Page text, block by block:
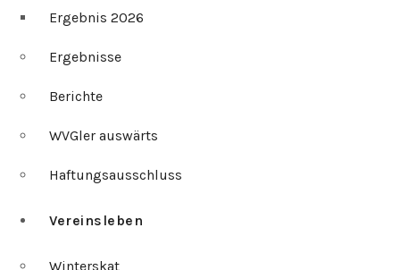
Ergebnis 2026
Ergebnisse
Berichte
WVGler auswärts
Haftungsausschluss
Vereinsleben
Winterskat